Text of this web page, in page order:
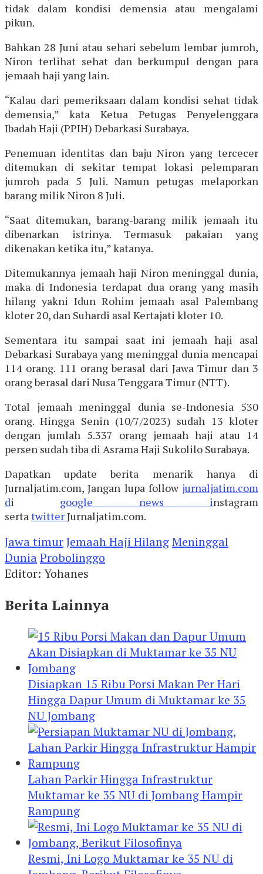
tidak dalam kondisi demensia atau mengalami
pikun.
Bahkan 28 Juni atau sehari sebelum lembar jumroh,
Niron terlihat sehat dan berkumpul dengan para
jemaah haji yang lain.
“Kalau dari pemeriksaan dalam kondisi sehat tidak
demensia,” kata Ketua Petugas Penyelenggara
Ibadah Haji (PPIH) Debarkasi Surabaya.
Penemuan identitas dan baju Niron yang tercecer
ditemukan di sekitar tempat lokasi pelemparan
jumroh pada 5 Juli. Namun petugas melaporkan
barang milik Niron 8 Juli.
“Saat ditemukan, barang-barang milik jemaah itu
dibenarkan istrinya. Termasuk pakaian yang
dikenakan ketika itu,” katanya.
Ditemukannya jemaah haji Niron meninggal dunia,
maka di Indonesia terdapat dua orang yang masih
hilang yakni Idun Rohim jemaah asal Palembang
kloter 20, dan Suhardi asal Kertajati kloter 10.
Sementara itu sampai saat ini jemaah haji asal
Debarkasi Surabaya yang meninggal dunia mencapai
114 orang. 111 orang berasal dari Jawa Timur dan 3
orang berasal dari Nusa Tenggara Timur (NTT).
Total jemaah meninggal dunia se-Indonesia 530
orang. Hingga Senin (10/7/2023) sudah 13 kloter
dengan jumlah 5.337 orang jemaah haji atau 14
persen sudah tiba di Asrama Haji Sukolilo Surabaya.
Dapatkan update berita menarik hanya di
Jurnaljatim.com, Jangan lupa follow jurnaljatim.com
di google news instagram
serta twitterJurnaljatim.com.
Jawa timurJemaah Haji HilangMeninggal
DuniaProbolinggo
Editor: Yohanes
Berita Lainnya
Disiapkan 15 Ribu Porsi Makan Per Hari
Hingga Dapur Umum di Muktamar ke 35
NU Jombang
Lahan Parkir Hingga Infrastruktur
Muktamar ke 35 NU di Jombang Hampir
Rampung
Resmi, Ini Logo Muktamar ke 35 NU di